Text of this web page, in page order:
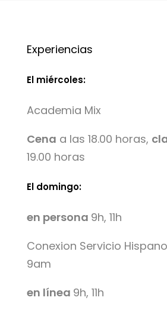
Experiencias
El miércoles:
Academia Mix
Cena a las 18.00 horas,
19.00 horas
El domingo:
en persona 9h, 11h
Conexion Servicio
9am
en línea 9h, 11h